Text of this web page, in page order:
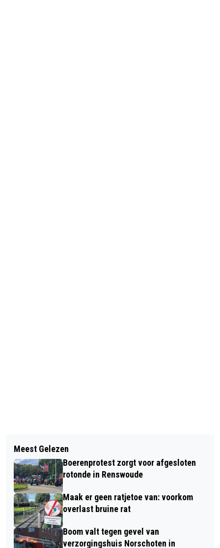
ERNSTIG ONGEVAL MET GEWONDEN
OP DE A12 BIJ EDE – INZET
TRAUMAHELIKOPTER
TELEURGESTELDE KOEMAN: WE
GINGEN STEEDS SLORDIGER SPELEN
Meest Gelezen
Boerenprotest zorgt voor afgesloten
rotonde in Renswoude
Maak er geen ratjetoe van: voorkom
overlast bruine rat
Boom valt tegen gevel van
verzorgingshuis Norschoten in